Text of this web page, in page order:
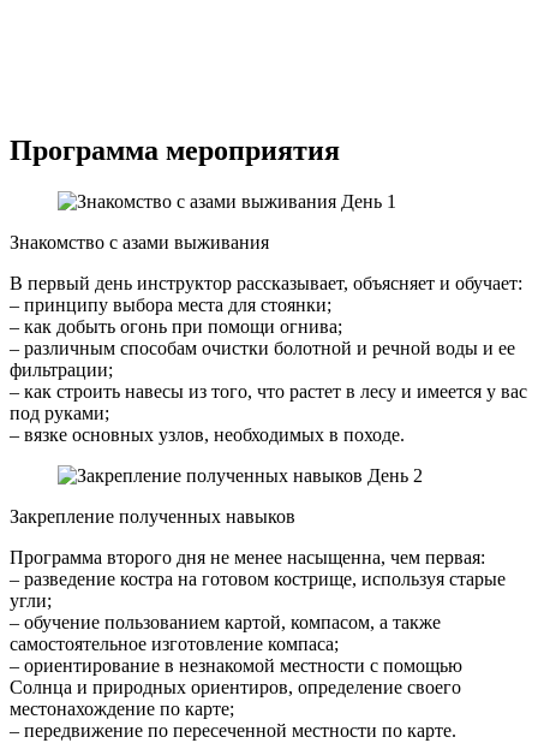
Программа мероприятия
День 1
Знакомство с азами выживания
В первый день инструктор рассказывает, объясняет и обучает:
– принципу выбора места для стоянки;
– как добыть огонь при помощи огнива;
– различным способам очистки болотной и речной воды и ее
фильтрации;
– как строить навесы из того, что растет в лесу и имеется у вас
под руками;
– вязке основных узлов, необходимых в походе.
День 2
Закрепление полученных навыков
Программа второго дня не менее насыщенна, чем первая:
– разведение костра на готовом кострище, используя старые
угли;
– обучение пользованием картой, компасом, а также
самостоятельное изготовление компаса;
– ориентирование в незнакомой местности с помощью
Солнца и природных ориентиров, определение своего
местонахождение по карте;
– передвижение по пересеченной местности по карте.